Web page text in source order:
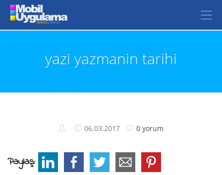
yazi yazmanin tarihi
06.03.2017 0 yorum
Paylaş: